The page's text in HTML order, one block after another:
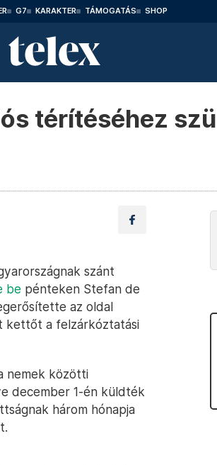
G7 KARAKTER TÁMOGATÁS SHOP
térítéséhez
szánt
be pénteken Stefan de
az oldal
kettőt a felzárkóztatási
nemek közötti
december 1-én küldték
három hónapja